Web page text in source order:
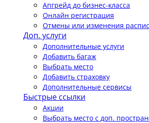
Апгрейд до бизнес-класса
Онлайн регистрация
Отмены или изменения
Доп. услуги
Дополнительные услуги
Добавить багаж
Выбрать место
Добавить страховку
Дополнительные сервисы
Быстрые ссылки
Акции
Выбрать место с доп.